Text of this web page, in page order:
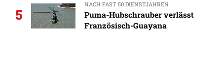
5
NACH FAST 50 DIENSTJAHREN
Puma-Hubschrauber verlässt
Französisch-Guayana